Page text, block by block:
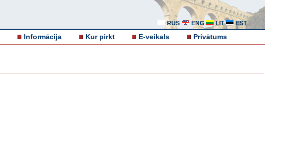
RUS ENG LIT EST
Informācija Kur pirkt E-veikals Privātums